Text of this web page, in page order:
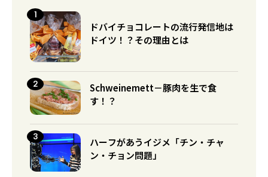
ドバイチョコレートの流行発信地は
ドイツ！？その理由とは
Schweinemett－豚肉を生で食
す！？
ハーフがあうイジメ「チン・チャ
ン・チョン問題」